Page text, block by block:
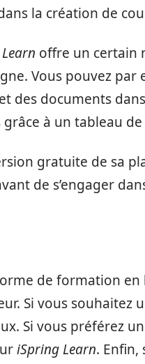
la création de
offre un certain
Vous pouvez par
des documents
à un tableau
gratuite de sa
de s’engager
de formation
Si vous souhaitez
Si vous préférez
iSpring Learn.